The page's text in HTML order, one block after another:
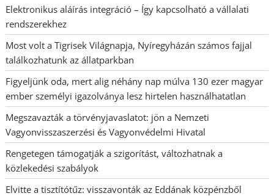
Elektronikus aláírás integráció – Így kapcsolható a vállalati
rendszerekhez
Most volt a Tigrisek Világnapja, Nyíregyházán számos fajjal
találkozhatunk az állatparkban
Figyeljünk oda, mert alig néhány nap múlva 130 ezer magyar
ember személyi igazolványa lesz hirtelen használhatatlan
Megszavazták a törvényjavaslatot: jön a Nemzeti
Vagyonvisszaszerzési és Vagyonvédelmi Hivatal
Rengetegen támogatják a szigorítást, változhatnak a
közlekedési szabályok
Elvitte a tisztítótűz: visszavonták az Eddának közpénzből